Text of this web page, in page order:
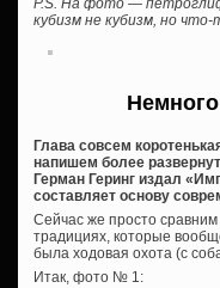
P.S. На фото —
кубизм не кубизм, но
Глава совсем
напишем более
Герман Геринг издал
составляет основу
Сейчас же просто
традициях, которые
была ходовая охота (с
Итак, фото № 1: